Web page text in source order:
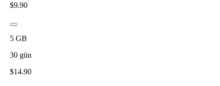
$9.90
5 GB
30 gün
$14.90